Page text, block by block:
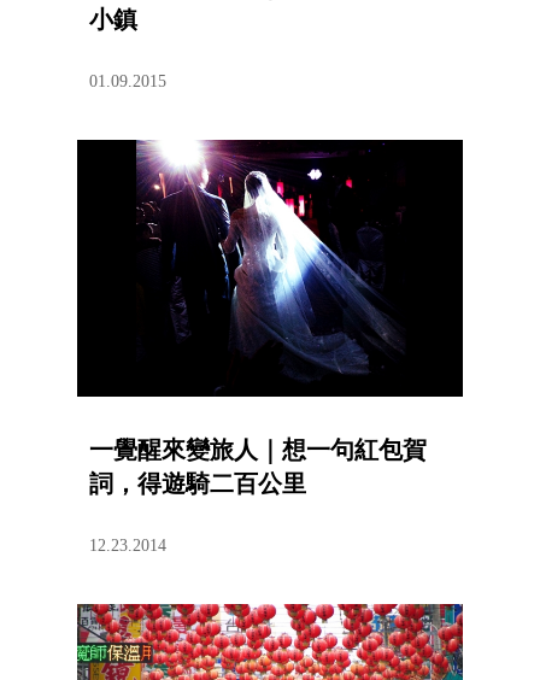
小鎮
01.09.2015
一覺醒來變旅人｜想一句紅包賀
詞，得遊騎二百公里
12.23.2014